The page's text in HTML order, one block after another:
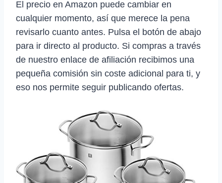
El precio en Amazon puede cambiar en
cualquier momento, así que merece la pena
revisarlo cuanto antes. Pulsa el botón de abajo
para ir directo al producto. Si compras a través
de nuestro enlace de afiliación recibimos una
pequeña comisión sin coste adicional para ti, y
eso nos permite seguir publicando ofertas.